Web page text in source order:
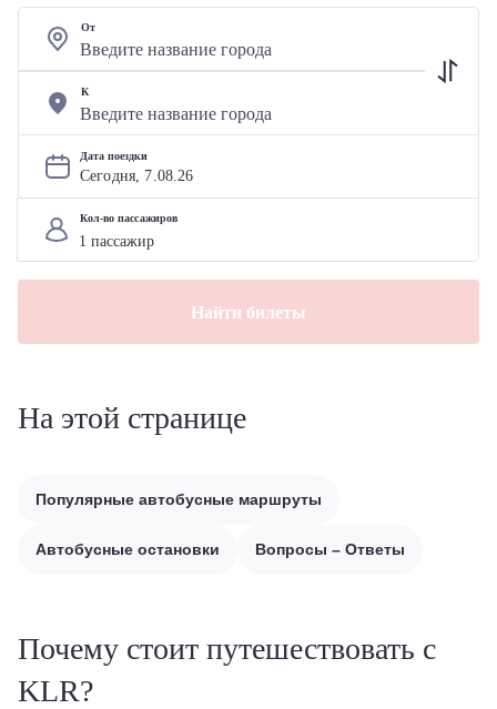
От
К
Дата поездки
Сегодня, 7.08.26
Кол-во пассажиров
Найти билеты
На этой странице
Популярные автобусные маршруты
Автобусные остановки Вопросы – Ответы
Почему стоит путешествовать с
KLR?